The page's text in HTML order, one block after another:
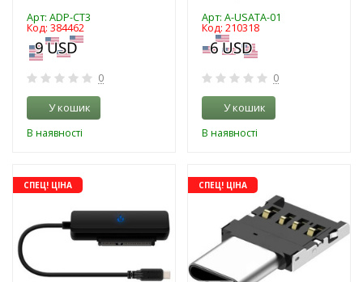
Арт: ADP-CT3
Код: 384462
0
У кошик
В наявності
Арт: A-USATA-01
Код: 210318
0
У кошик
В наявності
СПЕЦ! ЦІНА СПЕЦ! ЦІНА